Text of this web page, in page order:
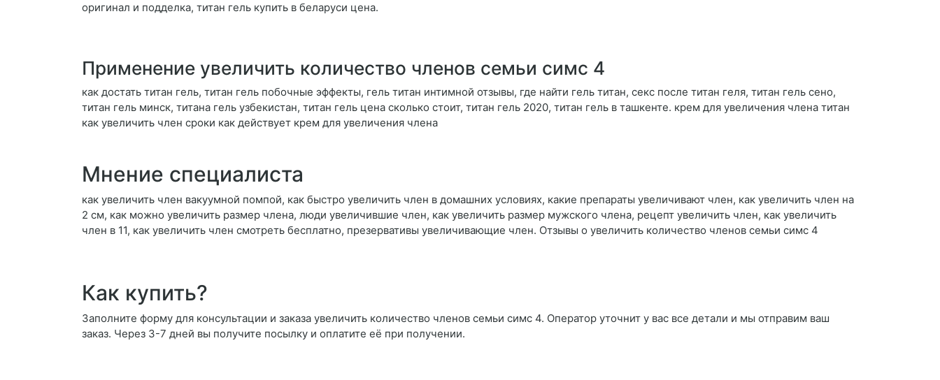
оригинал и подделка, титан гель купить в беларуси цена.
Применение увеличить количество членов семьи симс 4
как достать титан гель, титан гель побочные эффекты, гель титан интимной отзывы, где найти гель титан, секс после титан геля, титан гель сено,
титан гель минск, титана гель узбекистан, титан гель цена сколько стоит, титан гель 2020, титан гель в ташкенте. крем для увеличения члена титан
как увеличить член сроки как действует крем для увеличения члена
Мнение специалиста
как увеличить член вакуумной помпой, как быстро увеличить член в домашних условиях, какие препараты увеличивают член, как увеличить член на
2 см, как можно увеличить размер члена, люди увеличившие член, как увеличить размер мужского члена, рецепт увеличить член, как увеличить
член в 11, как увеличить член смотреть бесплатно, презервативы увеличивающие член. Отзывы о увеличить количество членов семьи симс 4
Как купить?
Заполните форму для консультации и заказа увеличить количество членов семьи симс 4. Оператор уточнит у вас все детали и мы отправим ваш
заказ. Через 3-7 дней вы получите посылку и оплатите её при получении.